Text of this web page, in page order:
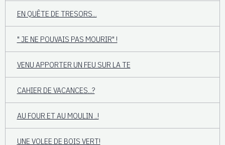
EN QUÊTE DE TRESORS...
" JE NE POUVAIS PAS MOURIR" !
VENU APPORTER UN FEU SUR LA TE
CAHIER DE VACANCES...?
AU FOUR ET AU MOULIN ..!
UNE VOLEE DE BOIS VERT!